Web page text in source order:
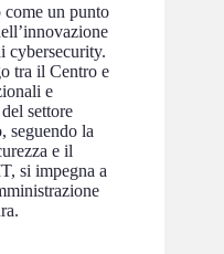
un punto
cybersecurity.
tra il Centro e
e
settore
seguendo la
e il
si impegna a